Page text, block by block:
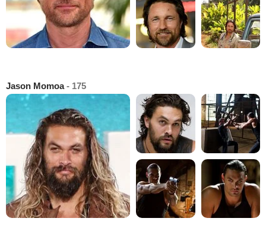
Jason Momoa- 175